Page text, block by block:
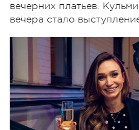
вечерних платьев.
вечера стало